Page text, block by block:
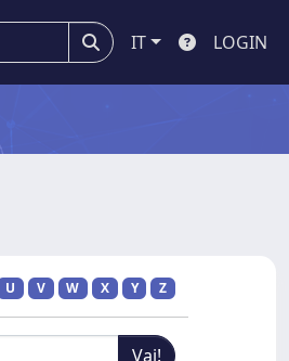
IT LOGIN
U V W X Y Z